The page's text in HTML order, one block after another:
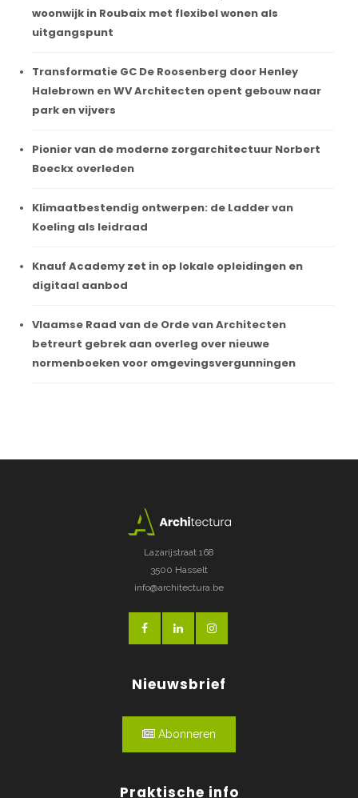
woonwijk in Roubaix met flexibel wonen als
uitgangspunt
Transformatie GC De Roosenberg door Henley
Halebrown en WV Architecten opent gebouw naar
park en vijvers
Pionier van de moderne zorgarchitectuur Norbert
Boeckx overleden
Klimaatbestendig ontwerpen: de Ladder van
Koeling als leidraad
Knauf Academy zet in op lokale opleidingen en
digitaal aanbod
Vlaamse Raad van de Orde van Architecten
betreurt gebrek aan overleg over nieuwe
normenboeken voor omgevingsvergunningen
Lazarijstraat 168
3500 Hasselt
info@architectura.be
Nieuwsbrief
Abonneren
Praktische info